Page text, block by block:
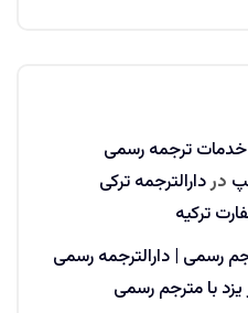
| خدمات ترجمه رسمی
دردارالترجمه ترکی
ترکیه
رسمی | دارالترجمه رسمی
یزد با مترجم رسمی